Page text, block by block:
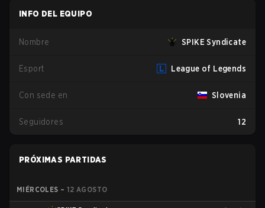
INFO DEL EQUIPO
Nombre SPIKE Syndicate
Esport League of Legends
Con sede en Slovenia
Seguidores 12
PRÓXIMAS PARTIDAS
MIÉRCOLES – 12 AGOSTO